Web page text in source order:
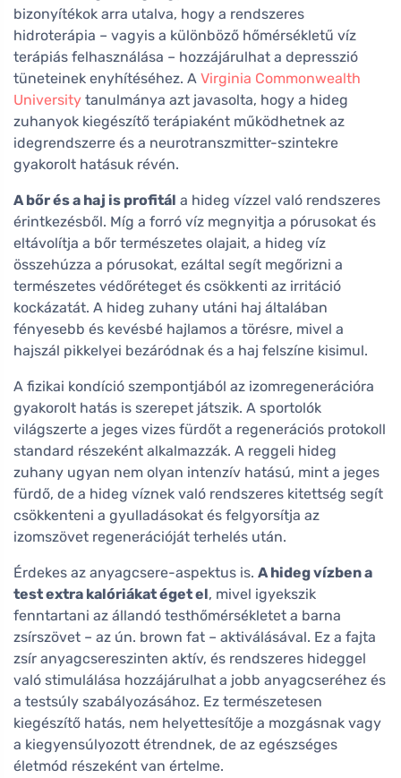
bizonyítékok arra utalva, hogy a rendszeres
hidroterápia – vagyis a különböző hőmérsékletű víz
terápiás felhasználása – hozzájárulhat a depresszió
tüneteinek enyhítéséhez. A Virginia Commonwealth
University tanulmánya azt javasolta, hogy a hideg
zuhanyok kiegészítő terápiaként működhetnek az
idegrendszerre és a neurotranszmitter-szintekre
gyakorolt hatásuk révén.
A bőr és a haj is profitál a hideg vízzel való rendszeres
érintkezésből. Míg a forró víz megnyitja a pórusokat és
eltávolítja a bőr természetes olajait, a hideg víz
összehúzza a pórusokat, ezáltal segít megőrizni a
természetes védőréteget és csökkenti az irritáció
kockázatát. A hideg zuhany utáni haj általában
fényesebb és kevésbé hajlamos a törésre, mivel a
hajszál pikkelyei bezáródnak és a haj felszíne kisimul.
A fizikai kondíció szempontjából az izomregenerációra
gyakorolt hatás is szerepet játszik. A sportolók
világszerte a jeges vizes fürdőt a regenerációs protokoll
standard részeként alkalmazzák. A reggeli hideg
zuhany ugyan nem olyan intenzív hatású, mint a jeges
fürdő, de a hideg víznek való rendszeres kitettség segít
csökkenteni a gyulladásokat és felgyorsítja az
izomszövet regenerációját terhelés után.
Érdekes az anyagcsere-aspektus is. A hideg vízben a
test extra kalóriákat éget el, mivel igyekszik
fenntartani az állandó testhőmérsékletet a barna
zsírszövet – az ún. brown fat – aktiválásával. Ez a fajta
zsír anyagcsereszinten aktív, és rendszeres hideggel
való stimulálása hozzájárulhat a jobb anyagcseréhez és
a testsúly szabályozásához. Ez természetesen
kiegészítő hatás, nem helyettesítője a mozgásnak vagy
a kiegyensúlyozott étrendnek, de az egészséges
életmód részeként van értelme.